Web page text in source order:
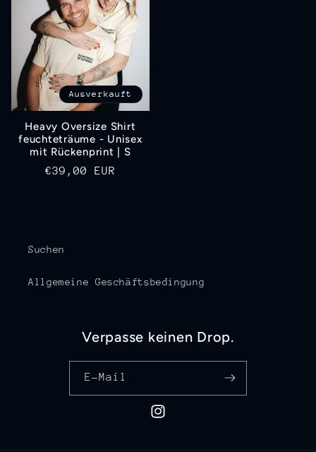
Ausverkauft
Heavy Oversize Shirt
feuchteträume - Unisex
mit Rückenprint | S
Normaler
€39,00 EUR
Suchen
Allgemeine Geschäftsbedingung
Verpasse keinen Drop.
E-Mail
Instagram